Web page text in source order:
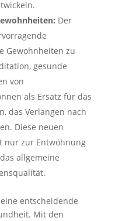
Der
Gewohnheiten zu
gesunde
von
als Ersatz für das
das Verlangen nach
Diese neuen
nur zur Entwöhnung
allgemeine
entscheidende
Mit den